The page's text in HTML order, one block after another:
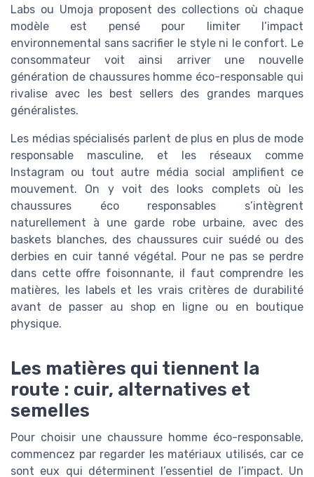
Labs ou Umoja proposent des collections où chaque
modèle est pensé pour limiter l’impact
environnemental sans sacrifier le style ni le confort. Le
consommateur voit ainsi arriver une nouvelle
génération de chaussures homme éco-responsable qui
rivalise avec les best sellers des grandes marques
généralistes.
Les médias spécialisés parlent de plus en plus de mode
responsable masculine, et les réseaux comme
Instagram ou tout autre média social amplifient ce
mouvement. On y voit des looks complets où les
chaussures éco responsables s’intègrent
naturellement à une garde robe urbaine, avec des
baskets blanches, des chaussures cuir suédé ou des
derbies en cuir tanné végétal. Pour ne pas se perdre
dans cette offre foisonnante, il faut comprendre les
matières, les labels et les vrais critères de durabilité
avant de passer au shop en ligne ou en boutique
physique.
Les matières qui tiennent la
route : cuir, alternatives et
semelles
Pour choisir une chaussure homme éco-responsable,
commencez par regarder les matériaux utilisés, car ce
sont eux qui déterminent l’essentiel de l’impact. Un